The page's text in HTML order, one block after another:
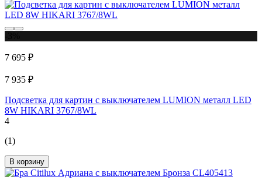
7 695 ₽
7 935 ₽
Подсветка для картин с выключателем LUMION металл LED
8W HIKARI 3767/8WL
4
(1)
В корзину